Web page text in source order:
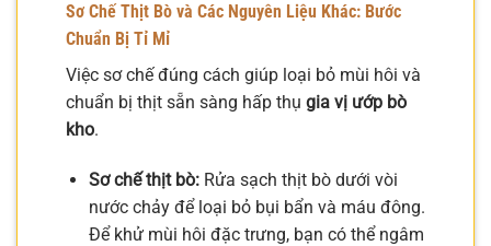
Sơ Chế Thịt Bò và Các Nguyên Liệu Khác: Bước
Chuẩn Bị Tỉ Mỉ
Việc sơ chế đúng cách giúp loại bỏ mùi hôi và
chuẩn bị thịt sẵn sàng hấp thụ gia vị ướp bò
kho.
Sơ chế thịt bò:Rửa sạch thịt bò dưới vòi
nước chảy để loại bỏ bụi bẩn và máu đông.
Để khử mùi hôi đặc trưng, bạn có thể ngâm